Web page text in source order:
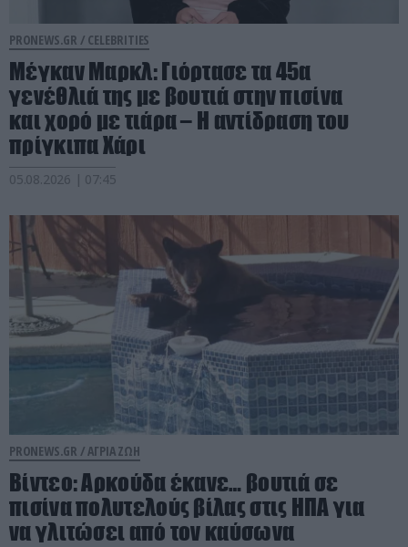
PRONEWS.GR / CELEBRITIES
Μέγκαν Μαρκλ: Γιόρτασε τα 45α
γενέθλιά της με βουτιά στην πισίνα
και χορό με τιάρα – Η αντίδραση του
πρίγκιπα Χάρι
05.08.2026 | 07:45
PRONEWS.GR /ΑΓΡΙΑ ΖΩΗ
Βίντεο: Αρκούδα έκανε… βουτιά σε
πισίνα πολυτελούς βίλας στις ΗΠΑ για
να γλιτώσει από τον καύσωνα